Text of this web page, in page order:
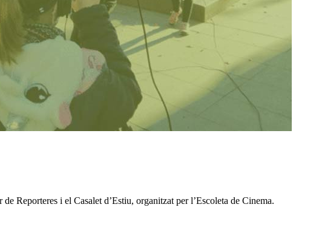
Reporteres i el Casalet d’Estiu, organitzat per l’Escoleta de Cinema.